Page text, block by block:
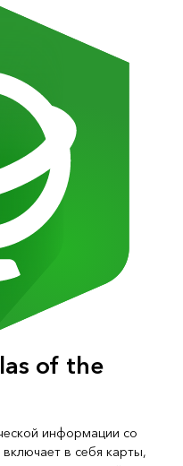
of the
информации со
в себя карты,